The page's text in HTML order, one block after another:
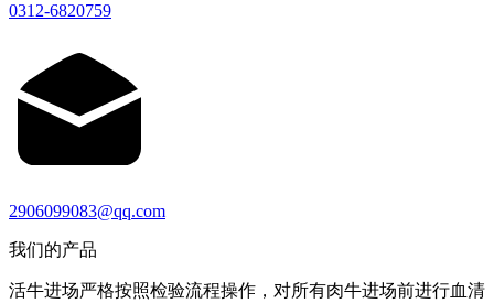
0312-6820759
2906099083@qq.com
我们的产品
活牛进场严格按照检验流程操作，对所有肉牛进场前进行血清